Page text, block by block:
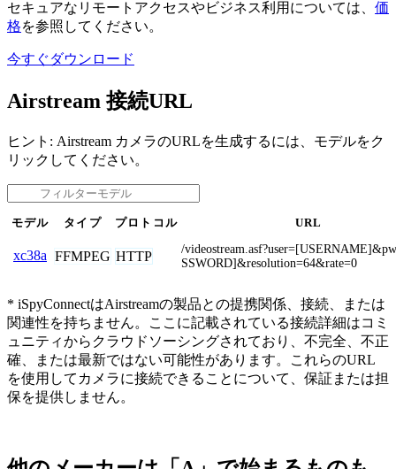
セキュアなリモートアクセスやビジネス利用については、 価
格を参照してください。
今すぐダウンロード
Airstream 接続URL
ヒント: Airstream カメラのURLを生成するには、モデルをク
リックしてください。
モデル タイプ プロトコル URL
xc38a FFMPEG HTTP
/
SSWORD]&resolution=64&rate=0
* iSpyConnectはAirstreamの製品との提携関係、接続、または
関連性を持ちません。ここに記載されている接続詳細はコミ
ュニティからクラウドソーシングされており、不完全、不正
確、または最新ではない可能性があります。これらのURL
を使用してカメラに接続できることについて、保証または担
保を提供しません。